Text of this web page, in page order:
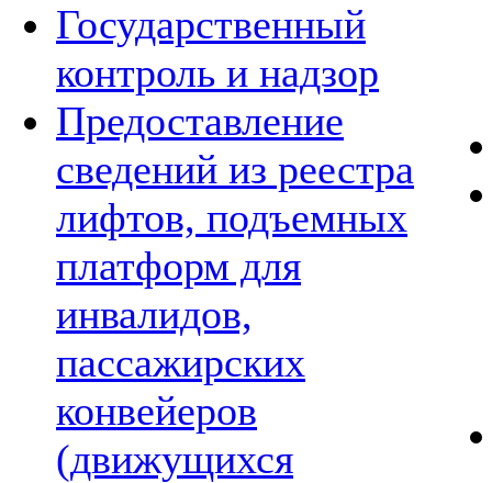
Государственный
контроль и надзор
Предоставление
сведений из реестра
лифтов, подъемных
платформ для
инвалидов,
пассажирских
конвейеров
(движущихся